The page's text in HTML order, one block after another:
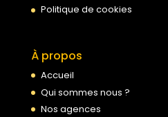
Politique de cookies
À propos
Accueil
Qui sommes nous ?
Nos agences